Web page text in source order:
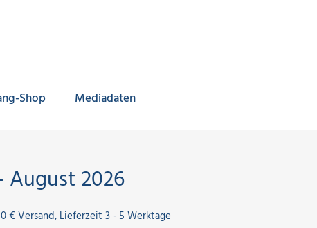
Shop Mediadaten
August 2026
€ Versand, Lieferzeit 3 - 5 Werktage